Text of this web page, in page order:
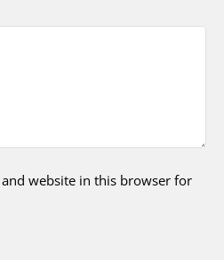
website in this browser for